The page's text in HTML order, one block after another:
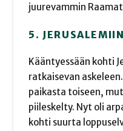
juurevammin
5.
Kääntyessään kohti
ratkaisevan
paikasta toiseen,
piileskelty. Nyt oli
kohti suurta